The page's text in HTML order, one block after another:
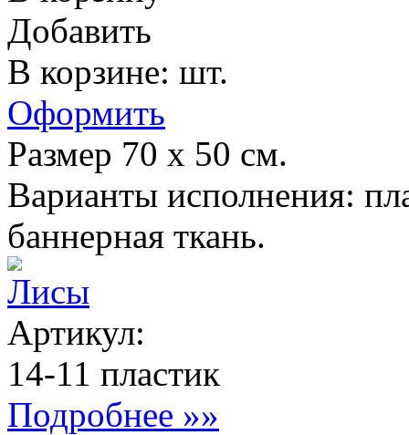
Добавить
В корзине: шт.
Оформить
Размер 70 х 50 см.
Варианты исполнения:
баннерная ткань.
Лисы
Артикул:
14-11 пластик
Подробнее »»